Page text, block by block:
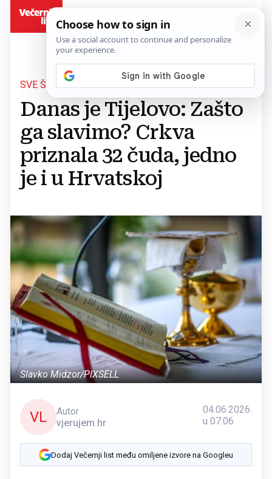
SVE ŠTO NISTE ZNALI...
Danas je Tijelovo: Zašto
ga slavimo? Crkva
priznala 32 čuda, jedno
je i u Hrvatskoj
Slavko Midzor/PIXSELL
VL
Autor
vjerujem.hr
04.06.2026.
u 07:06
Dodaj Večernji list među omiljene izvore na Googleu